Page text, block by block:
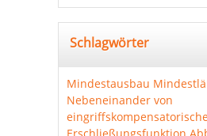
Schlagwörter
Mindestausbau
Nebeneinander von